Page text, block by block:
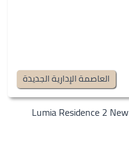
العاصمة الإدارية الجديدة
لوميا ريزيدنس 2 العاصمة الادارية Lumia Residence 2 New